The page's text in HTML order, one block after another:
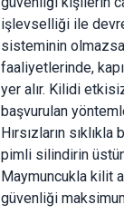
işlevselliği ile
sisteminin olmazsa
faaliyetlerinde,
yer alır. Kilidi
başvurulan
Hırsızların
pimli silindirin
Maymuncukla kilit
güvenliği